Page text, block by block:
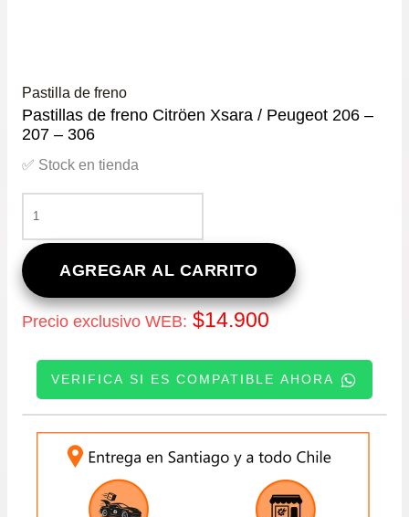
Pastilla de freno
Pastillas de freno Citröen Xsara / Peugeot 206 –
207 – 306
✅ Stock en tienda
DE
FRENO
CITRÖEN
XSARA
PEUGEOT
CANTIDAD
AGREGAR AL CARRITO
Precio exclusivo WEB: $14.900
VERIFICA SI ES COMPATIBLE AHORA